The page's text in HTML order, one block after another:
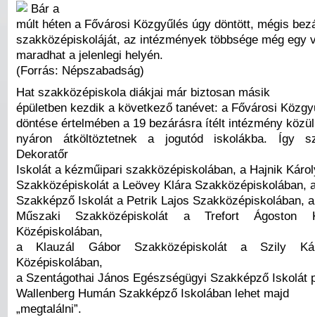
Bár a
múlt héten a Fővárosi Közgyűlés úgy döntött, mégis
szakközépiskoláját, az intézmények többsége még egy
maradhat a jelenlegi helyén.
(Forrás: Népszabadság)
Hat szakközépiskola diákjai már biztosan másik
épületben kezdik a következő tanévet: a Fővárosi
döntése értelmében a 19 bezárásra ítélt intézmény
nyáron átköltöztetnek a jogutód iskolákba. Így
Dekoratőr
Iskolát a kézműipari szakközépiskolában, a Hajnik
Szakközépiskolát a Leövey Klára Szakközépiskolában,
Szakképző Iskolát a Petrik Lajos Szakközépiskolában,
Műszaki Szakközépiskolát a Trefort Ágoston
Középiskolában,
a Klauzál Gábor Szakközépiskolát a Szily
Középiskolában,
a Szentágothai János Egészségügyi Szakképző Iskolát
Wallenberg Humán Szakképző Iskolában lehet majd
„megtalálni”.